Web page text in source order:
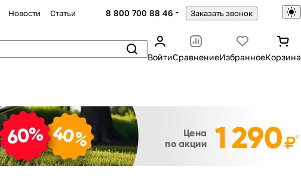
Новости Статьи 8 800 700 88 46 Заказать звонок
ВойтиСравнениеИзбранноеКорзина